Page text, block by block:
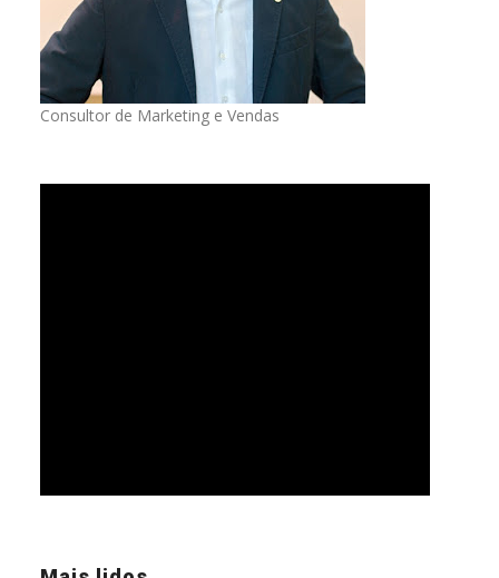
Consultor de Marketing e Vendas